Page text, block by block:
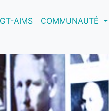
GT-AIMS COMMUNAUTÉ